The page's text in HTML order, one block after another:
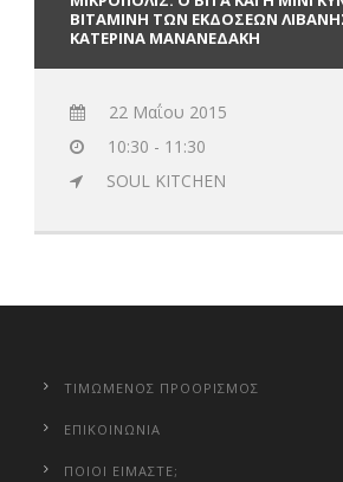
ΒΙΤΑΜΙΝΗ ΤΩΝ ΕΚΔΟΣΕΩΝ
ΚΑΤΕΡΙΝΑ ΜΑΝΑΝΕΔΑΚΗ
22 Μαΐου 2015
10:30 - 11:30
SOUL KITCHEN
ΤΙΜΩΜΕΝΟΣ ΠΡΟΟΡΙΣΜΟΣ
ΕΠΙΚΟΙΝΩΝΙΑ
ΠΟΙΟΙ ΕΙΜΑΣΤΕ;